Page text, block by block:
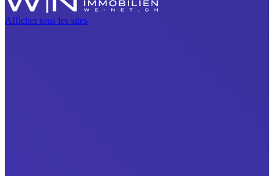
Afficher tous les sites